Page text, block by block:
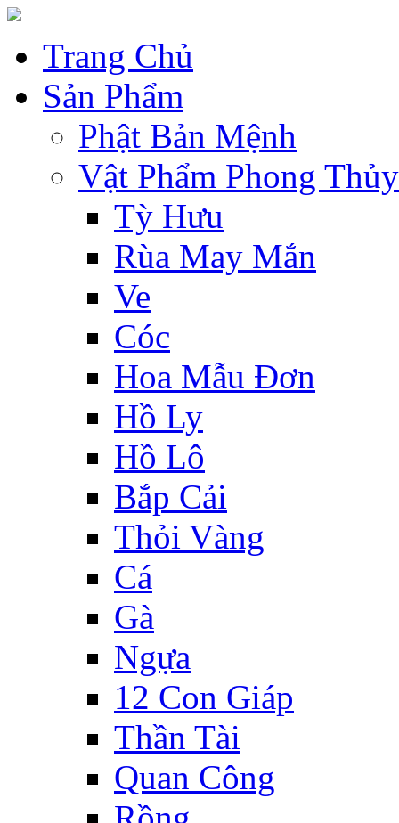
Trang Chủ
Sản Phẩm
Phật Bản Mệnh
Vật Phẩm Phong Thủy
Tỳ Hưu
Rùa May Mắn
Ve
Cóc
Hoa Mẫu Đơn
Hồ Ly
Hồ Lô
Bắp Cải
Thỏi Vàng
Cá
Gà
Ngựa
12 Con Giáp
Thần Tài
Quan Công